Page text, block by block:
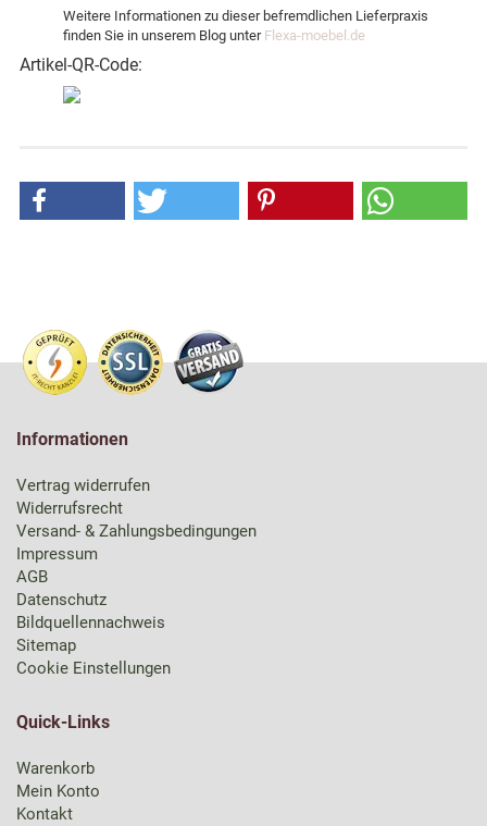
Weitere Informationen zu dieser befremdlichen Lieferpraxis
finden Sie in unserem Blog unter Flexa-moebel.de
Artikel-QR-Code:
Informationen
Vertrag widerrufen
Widerrufsrecht
Versand- & Zahlungsbedingungen
Impressum
AGB
Datenschutz
Bildquellennachweis
Sitemap
Cookie Einstellungen
Quick-Links
Warenkorb
Mein Konto
Kontakt